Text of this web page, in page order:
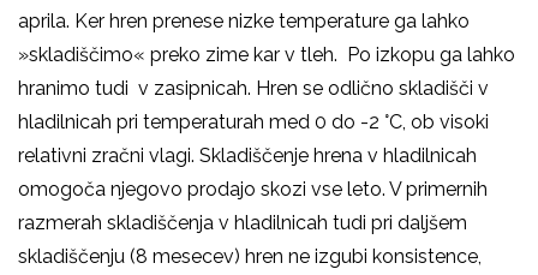
aprila. Ker hren prenese nizke temperature ga lahko
»skladiščimo« preko zime kar v tleh. Po izkopu ga lahko
hranimo tudi v zasipnicah. Hren se odlično skladišči v
hladilnicah pri temperaturah med 0 do -2 °C, ob visoki
relativni zračni vlagi. Skladiščenje hrena v hladilnicah
omogoča njegovo prodajo skozi vse leto. V primernih
razmerah skladiščenja v hladilnicah tudi pri daljšem
skladiščenju (8 mesecev) hren ne izgubi konsistence,